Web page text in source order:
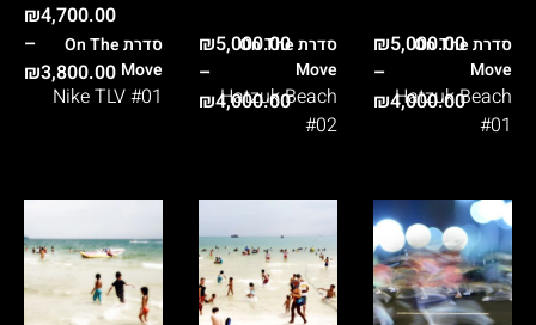
On The
Move
Hatzuk Beach
#01
₪4,000.00
–
₪5,000.00
On The
Move
Hatzuk Beach
#02
₪4,000.00
–
₪5,000.00
On The
Move
Nike TLV #01
₪3,800.00
–
₪4,700.00